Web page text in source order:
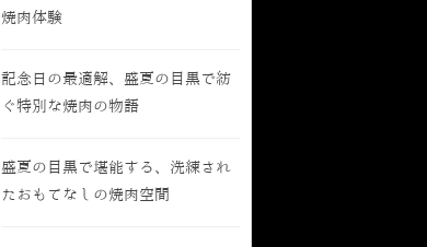
焼肉体験
記念日の最適解、盛夏の目黒で紡
ぐ特別な焼肉の物語
盛夏の目黒で堪能する、洗練され
たおもてなしの焼肉空間